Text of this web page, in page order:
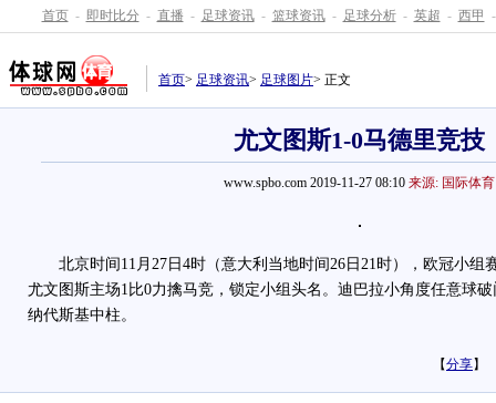
首页 - 即时比分 - 直播 - 足球资讯 - 篮球资讯 - 足球分析 - 英超 - 西甲 -
首页> 足球资讯> 足球图片> 正文
尤文图斯1-0马德里竞技
www.spbo.com 2019-11-27 08:10 来源: 国际体育
北京时间11月27日4时（意大利当地时间26日21时），欧冠小组
尤文图斯主场1比0力擒马竞，锁定小组头名。迪巴拉小角度任意球
纳代斯基中柱。
【分享】